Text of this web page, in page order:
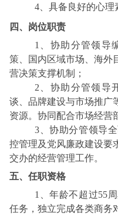
4、具备良好的心理
四、岗位职责
1、协助分管领导
策、国内区域市场、海外
营决策支撑机制；
2、协助分管领导
谈、品牌建设与市场推广
资源。协同配合市场经营
3、协助分管领导
控管理及党风廉政建设要
交办的经营管理工作。
五、任职资格
1、年龄不超过55
任务，独立完成各类商务